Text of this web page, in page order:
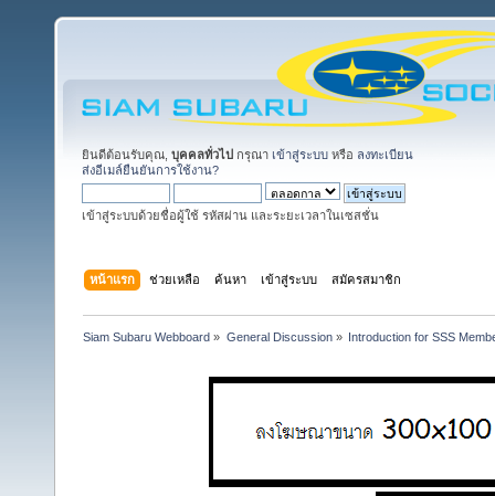
ยินดีต้อนรับคุณ, บุคคลทั่วไป กรุณา เข้าสู่ระบบ หรือ ลงทะเบียน
ส่งอีเมล์ยืนยันการใช้งาน?
เข้าสู่ระบบด้วยชื่อผู้ใช้ รหัสผ่าน และระยะเวลาในเซสชั่น
หน้าแรก ช่วยเหลือ ค้นหา เข้าสู่ระบบ สมัครสมาชิก
Siam Subaru Webboard » General Discussion» Introduction for SSS